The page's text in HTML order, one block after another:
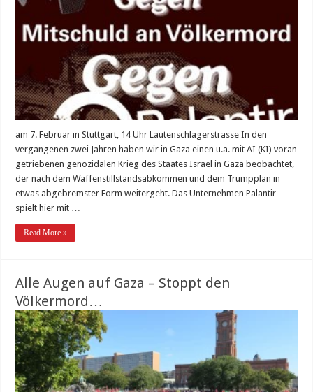
am 7. Februar in Stuttgart, 14 Uhr Lautenschlagerstrasse In den
vergangenen zwei Jahren haben wir in Gaza einen u.a. mit AI (KI) voran
getriebenen genozidalen Krieg des Staates Israel in Gaza beobachtet,
der nach dem Waffenstillstandsabkommen und dem Trumpplan in
etwas abgebremster Form weitergeht. Das Unternehmen Palantir
spielt hier mit …
Read More »
Alle Augen auf Gaza – Stoppt den
Völkermord…